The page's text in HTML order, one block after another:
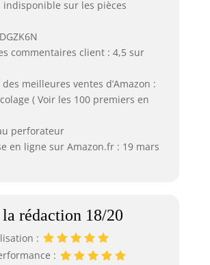
sur les pièces
commentaires client : 4,5 sur
meilleures ventes d’Amazon :
( Voir les 100 premiers en
perforateur
en ligne sur Amazon.fr : 19 mars
rédaction 18/20
:
: